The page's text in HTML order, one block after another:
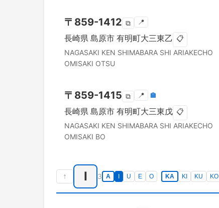
〒 859-1412 ⧉ 📍
長崎県 島原市 有明町大三東乙 📋
NAGASAKI KEN SHIMABARA SHI ARIAKECHO
OMISAKI OTSU
〒 859-1415 ⧉ 📍 🏣
長崎県 島原市 有明町大三東戊 📋
NAGASAKI KEN SHIMABARA SHI ARIAKECHO
OMISAKI BO
↑ I 3 A U E O KA KI KU KO